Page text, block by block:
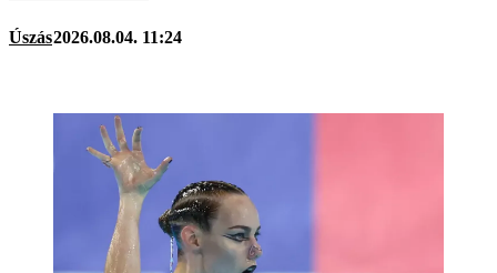
Úszás2026.08.04. 11:24